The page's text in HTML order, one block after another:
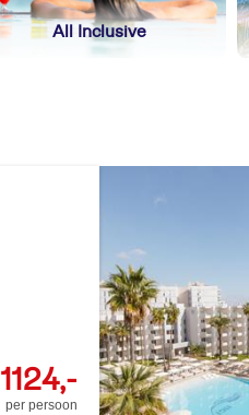
All Inclusive
1124,-
per persoon